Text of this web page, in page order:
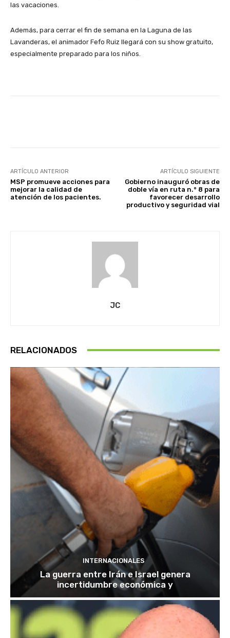
las vacaciones.
Además, para cerrar el fin de semana en la Laguna de las
Lavanderas, el animador Fefo Ruiz llegará con su show gratuito,
especialmente preparado para los niños.
ARTÍCULO ANTERIOR
MSP promueve acciones para
mejorar la calidad de
atención de los pacientes.
ARTÍCULO SIGUIENTE
Gobierno inauguró obras de
doble vía en ruta n.° 8 para
favorecer desarrollo
productivo y seguridad vial
JC
RELACIONADOS
INTERNACIONALES
La guerra entre Irán e Israel genera
incertidumbre económica y